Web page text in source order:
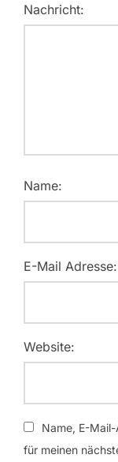
Nachricht:
Name:
E-Mail Adresse:
Website:
Name, E-
für meinen